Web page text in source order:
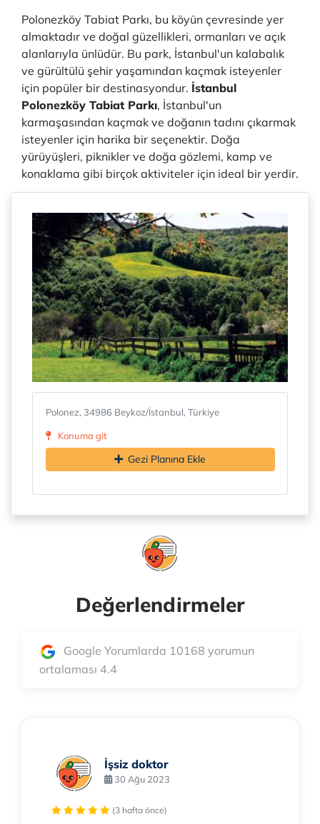
Polonezköy Tabiat Parkı, bu köyün çevresinde yer
almaktadır ve doğal güzellikleri, ormanları ve açık
alanlarıyla ünlüdür. Bu park, İstanbul'un kalabalık
ve gürültülü şehir yaşamından kaçmak isteyenler
için popüler bir destinasyondur. İstanbul
Polonezköy Tabiat Parkı, İstanbul'un
karmaşasından kaçmak ve doğanın tadını çıkarmak
isteyenler için harika bir seçenektir. Doğa
yürüyüşleri, piknikler ve doğa gözlemi, kamp ve
konaklama gibi birçok aktiviteler için ideal bir yerdir.
Polonez, 34986 Beykoz/İstanbul, Türkiye
Konuma git
Gezi Planına Ekle
Değerlendirmeler
Google Yorumlarda 10168 yorumun
ortalaması 4.4
İşsiz doktor
30 Ağu 2023
(3 hafta önce)